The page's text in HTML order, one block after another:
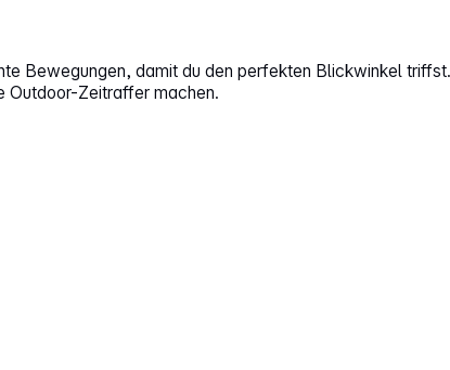
Bewegungen, damit du den perfekten Blickwinkel
Outdoor-Zeitraffer machen.